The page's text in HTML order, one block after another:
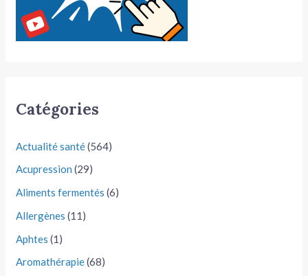
Catégories
Actualité santé(564)
Acupression (29)
Aliments fermentés (6)
Allergènes (11)
Aphtes (1)
Aromathérapie(68)